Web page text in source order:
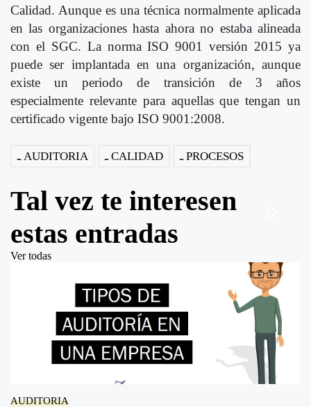
Calidad. Aunque es una técnica normalmente aplicada
en las organizaciones hasta ahora no estaba alineada
con el SGC. La norma ISO 9001 versión 2015 ya
puede ser implantada en una organización, aunque
existe un periodo de transición de 3 años
especialmente relevante para aquellas que tengan un
certificado vigente bajo ISO 9001:2008.
AUDITORIA CALIDAD PROCESOS
Tal vez te interesen
estas entradas
Ver todas
AUDITORIA